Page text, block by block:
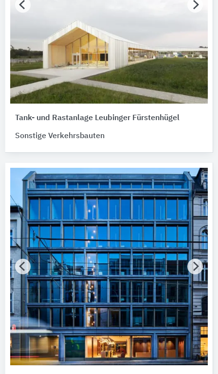
Tank- und Rastanlage Leubinger Fürstenhügel
Sonstige Verkehrsbauten